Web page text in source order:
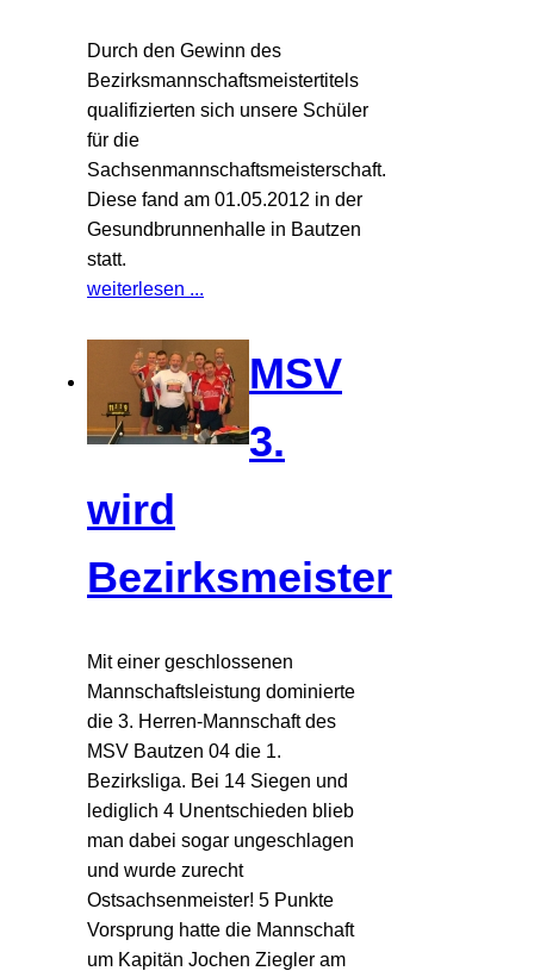
Durch den Gewinn des
Bezirksmannschaftsmeistertitels
qualifizierten sich unsere Schüler
für die
Sachsenmannschaftsmeisterschaft.
Diese fand am 01.05.2012 in der
Gesundbrunnenhalle in Bautzen
statt.
weiterlesen ...
MSV
3.
wird
Bezirksmeister
Mit einer geschlossenen
Mannschaftsleistung dominierte
die 3. Herren-Mannschaft des
MSV Bautzen 04 die 1.
Bezirksliga. Bei 14 Siegen und
lediglich 4 Unentschieden blieb
man dabei sogar ungeschlagen
und wurde zurecht
Ostsachsenmeister! 5 Punkte
Vorsprung hatte die Mannschaft
um Kapitän Jochen Ziegler am